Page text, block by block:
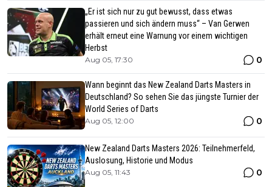
„Er ist sich nur zu gut bewusst, dass etwas
passieren und sich ändern muss“ – Van Gerwen
erhält erneut eine Warnung vor einem wichtigen
Herbst
Aug 05, 17:30 0
Wann beginnt das New Zealand Darts Masters in
Deutschland? So sehen Sie das jüngste Turnier der
World Series of Darts
Aug 05, 12:00 0
New Zealand Darts Masters 2026: Teilnehmerfeld,
Auslosung, Historie und Modus
Aug 05, 11:43 0